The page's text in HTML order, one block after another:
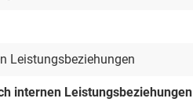
Leistungsbeziehungen
internen Leistungsbeziehungen